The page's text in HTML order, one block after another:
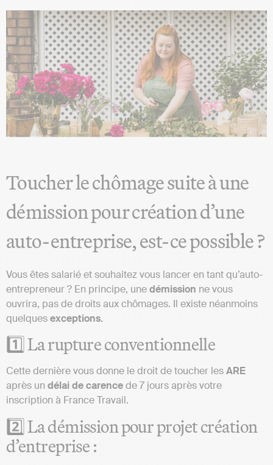
Toucher le chômage suite à une
démission pour création d’une
auto-entreprise, est-ce possible ?
Vous êtes salarié et souhaitez vous lancer en tant qu’auto-
entrepreneur ? En principe, unedémission ne vous
ouvrira, pas de droits aux chômages. Il existe néanmoins
quelquesexceptions.
1️⃣ La rupture conventionnelle
Cette dernière vous donne le droit de toucher lesARE
après un délai decarencede 7 jours après votre
inscription à France Travail.
2️⃣ La démission pour projet création
d’entreprise :